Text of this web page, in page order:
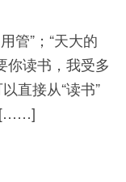
管”；“天大的
你读书，我受多
直接从“读书”
[……]